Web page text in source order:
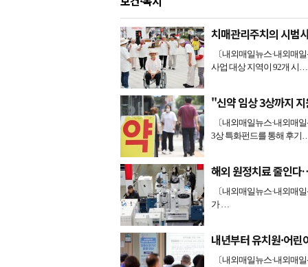
치매관리주치의 시범
〔내외매일뉴스·내외매
사업 대상 지역이 92개 시…
"신약 임상 3상까지
〔내외매일뉴스·내외매
3상 특화펀드를 통해 후기
해외 원정치료 줄인
〔내외매일뉴스·내외매
가 …
내년부터 유치원·어
〔내외매일뉴스·내외매